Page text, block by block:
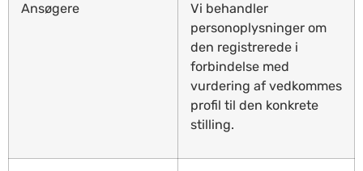
Ansøgere
Vi behandler
personoplysninger om
den registrerede i
forbindelse med
vurdering af vedkommes
profil til den konkrete
stilling.